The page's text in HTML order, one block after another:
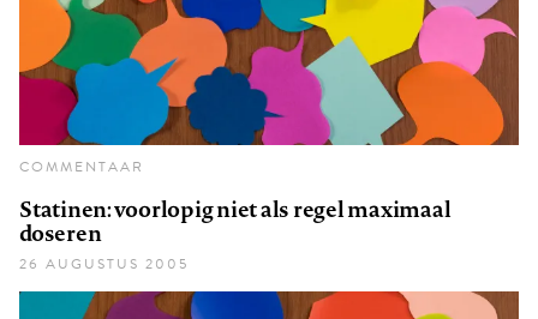
COMMENTAAR
Statinen: voorlopig niet als regel maximaal
doseren
26 AUGUSTUS 2005